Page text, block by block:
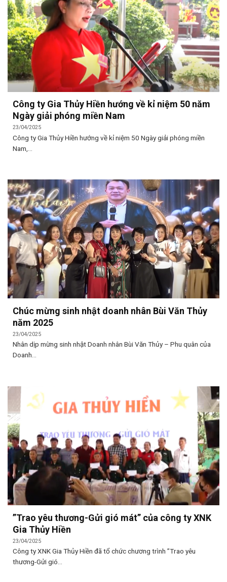
Công ty Gia Thủy Hiền hướng về kỉ niệm 50 năm
Ngày giải phóng miền Nam
23/04/2025
Công ty Gia Thủy Hiền hướng về kỉ niệm 50 Ngày giải phóng miền
Nam,...
Chúc mừng sinh nhật doanh nhân Bùi Văn Thủy
năm 2025
23/04/2025
Nhân dịp mừng sinh nhật Doanh nhân Bùi Văn Thủy – Phu quân của
Doanh...
”Trao yêu thương-Gửi gió mát” của công ty XNK
Gia Thủy Hiền
23/04/2025
Công ty XNK Gia Thủy Hiền đã tổ chức chương trình ”Trao yêu
thương-Gửi gió...